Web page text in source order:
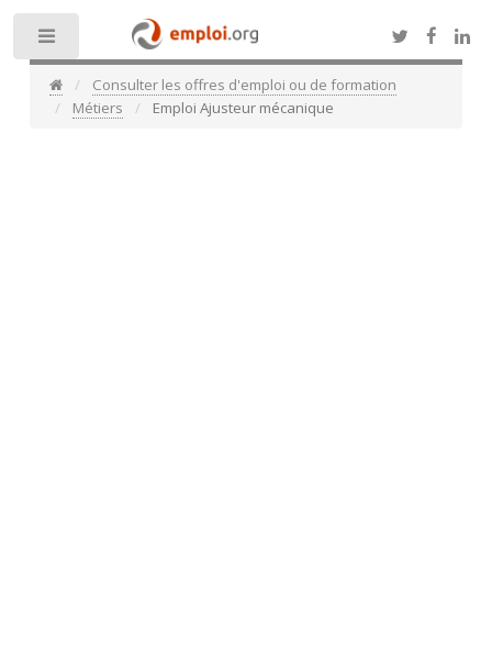
Consulter les offres d'emploi ou de formation
Métiers
Emploi Ajusteur mécanique
Toggle